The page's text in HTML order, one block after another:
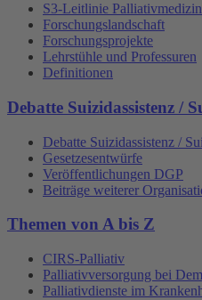
S3-Leitlinie Palliativmedizin
Forschungslandschaft
Forschungsprojekte
Lehrstühle und Professuren
Definitionen
Debatte Suizidassistenz /
Debatte Suizidassistenz /
Gesetzesentwürfe
Veröffentlichungen DGP
Beiträge weiterer
Themen von A bis Z
CIRS-Palliativ
Palliativversorgung bei
Palliativdienste im